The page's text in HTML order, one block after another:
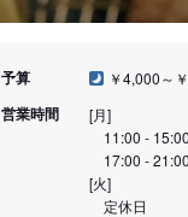
予算 ￥4,000～
営業時間
[月]
11:00 -
17:00 -
[火]
定休日